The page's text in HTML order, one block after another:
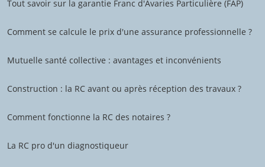
Tout savoir sur la garantie Franc d'Avaries Particulière (FAP)
Comment se calcule le prix d'une assurance professionnelle ?
Mutuelle santé collective : avantages et inconvénients
Construction : la RC avant ou après réception des travaux ?
Comment fonctionne la RC des notaires ?
La RC pro d'un diagnostiqueur